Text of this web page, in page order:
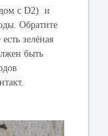
с D2) и
Обратите
зелёная
быть